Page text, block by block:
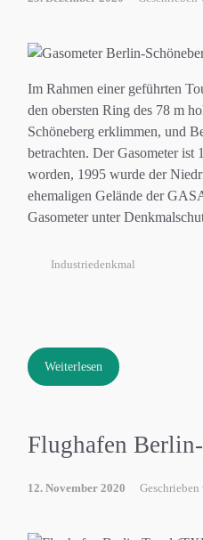
Im Rahmen einer geführten
den obersten Ring des 78 m
Schöneberg erklimmen, und
betrachten. Der Gasometer ist
worden, 1995 wurde der
ehemaligen Gelände der
Gasometer unter
Industriedenkmal
Weiterlesen
Flughafen
12. November 2020 Geschrieben